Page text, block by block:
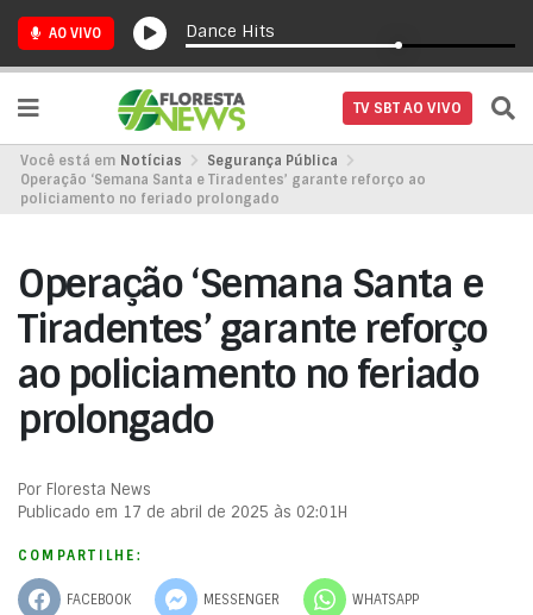
AO VIVO Dance Hits
TV SBT AO VIVO
Você está em Notícias
Segurança Pública
Operação ‘Semana Santa e Tiradentes’ garante reforço ao
policiamento no feriado prolongado
Operação ‘Semana Santa e
Tiradentes’ garante reforço
ao policiamento no feriado
prolongado
Por Floresta News
Publicado em 17 de abril de 2025 às 02:01H
COMPARTILHE:
FACEBOOK MESSENGER WHATSAPP